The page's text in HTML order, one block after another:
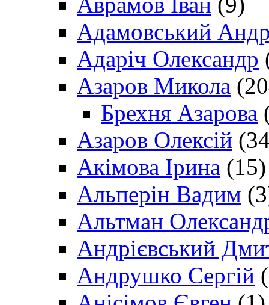
Адамовський
Адаріч Олександр
Азаров Микола
Брехня Азарова
Азаров Олексій
Акімова Ірина (15)
Альперін Вадим
Альтман
Андрієвський
Андрушко Сергій